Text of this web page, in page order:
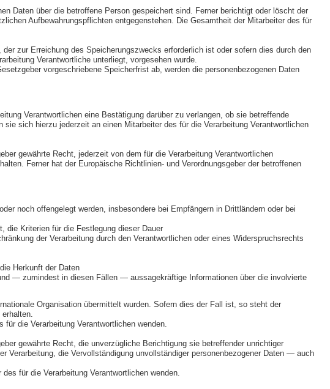
Daten über die betroffene Person gespeichert sind. Ferner berichtigt oder löscht der
Aufbewahrungspflichten entgegenstehen. Die Gesamtheit der Mitarbeiter des für
zur Erreichung des Speicherungszwecks erforderlich ist oder sofern dies durch den
Verantwortliche unterliegt, vorgesehen wurde.
vorgeschriebene Speicherfrist ab, werden die personenbezogenen Daten
Verantwortlichen eine Bestätigung darüber zu verlangen, ob sie betreffende
sich hierzu jederzeit an einen Mitarbeiter des für die Verarbeitung Verantwortlichen
gewährte Recht, jederzeit von dem für die Verarbeitung Verantwortlichen
Ferner hat der Europäische Richtlinien- und Verordnungsgeber der betroffenen
noch offengelegt werden, insbesondere bei Empfängern in Drittländern oder bei
die Kriterien für die Festlegung dieser Dauer
der Verarbeitung durch den Verantwortlichen oder eines Widerspruchsrechts
Herkunft der Daten
— zumindest in diesen Fällen — aussagekräftige Informationen über die involvierte
Organisation übermittelt wurden. Sofern dies der Fall ist, so steht der
die Verarbeitung Verantwortlichen wenden.
gewährte Recht, die unverzügliche Berichtigung sie betreffender unrichtiger
Verarbeitung, die Vervollständigung unvollständiger personenbezogener Daten — auch
für die Verarbeitung Verantwortlichen wenden.